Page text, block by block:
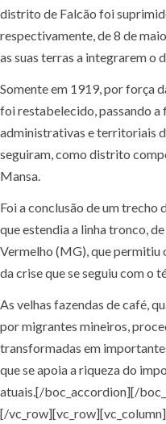
distrito de Falcão foi
respectivamente, de 8 de
as suas terras a integrarem o
Somente em 1919, por força
foi restabelecido, passando a
administrativas e territoriais
seguiram, como distrito
Mansa.
Foi a conclusão de um trecho
que estendia a linha tronco,
Vermelho (MG), que
da crise que se seguiu com o
As velhas fazendas de café,
por migrantes mineiros,
transformadas em
que se apoia a riqueza do
atuais.[/boc_accordion][/
[/